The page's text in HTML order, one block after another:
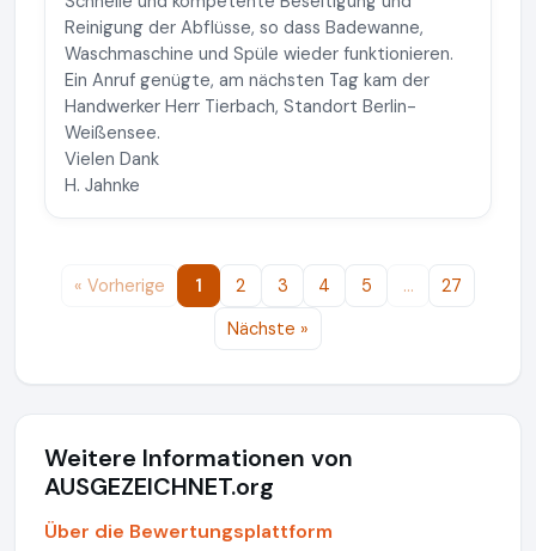
Reinigung der Abflüsse, so dass Badewanne,
Waschmaschine und Spüle wieder funktionieren.
Ein Anruf genügte, am nächsten Tag kam der
Handwerker Herr Tierbach, Standort Berlin-
Weißensee.
Vielen Dank
H. Jahnke
« Vorherige 1 2 3 4 5 …
27
Nächste »
Weitere Informationen von
AUSGEZEICHNET.org
Über die Bewertungsplattform